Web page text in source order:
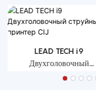
LEAD TECH i9
Двухголовочный
струйный принтер